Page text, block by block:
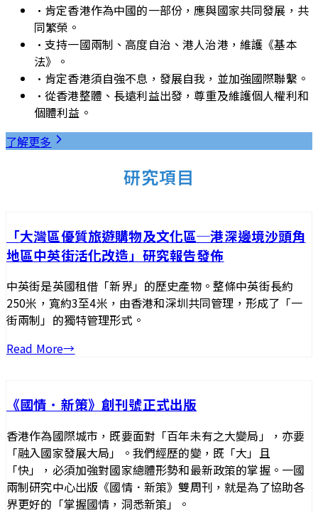
• 肯定香港作為中國的一部份，應與國家共同發展，共
同繁榮。
•支持一國兩制、高度自治、港人治港，維護《基本
法》。
• 肯定香港須自強不息，發展自我，並加強國際聯繫。
•從香港整體、長遠利益出發，尊重及維護個人權利和
個體利益。
了解更多
研究項目
「大灣區優質旅遊購物及文化區─港深邊境沙頭角
地區中英街活化改造」研究報告發佈
中英街是英國租借「新界」的歷史產物。整條中英街長約
250米，寬約3至4米，由香港和深圳共同管理，形成了「一
街兩制」的獨特管理形式。
Read More→
《國情．新策》創刊號正式出版
香港作為國際城市，既要面對「百年未有之大變局」，亦要
「融入國家發展大局」。我們經歷的變，既「大」且
「快」，必須加強對國家總體形勢和最新政策的掌握。一國
兩制研究中心出版《國情．新策》雙周刊，就是為了協助各
界更好的「掌握國情，洞悉新策」。